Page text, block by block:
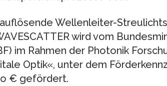
Wellenleiter-
wird vom
im Rahmen der Photonik
Optik«, unter dem
€ gefördert.